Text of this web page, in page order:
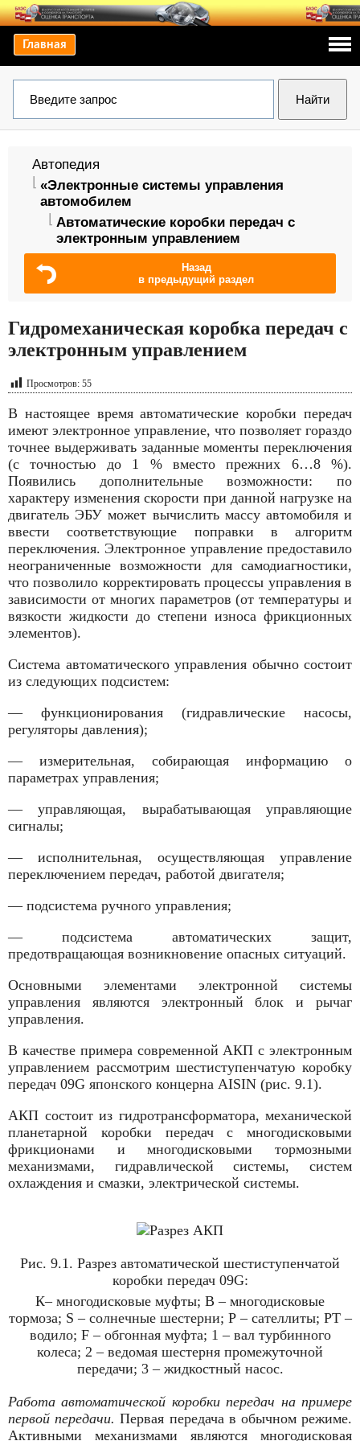
Главная
Автопедия
«Электронные системы управления
автомобилем
Автоматические коробки передач с
электронным управлением
Назад
в предыдущий раздел
Гидромеханическая коробка передач с
электронным управлением
Просмотров: 55
В настоящее время автоматические коробки передач
имеют электронное управление, что позволяет гораздо
точнее выдерживать заданные моменты переключения
(с точностью до 1 % вместо прежних 6…8 %).
Появились дополнительные возможности: по
характеру изменения скорости при данной нагрузке на
двигатель ЭБУ может вычислить массу автомобиля и
ввести соответствующие поправки в алгоритм
переключения. Электронное управление предоставило
неограниченные возможности для само­диагностики,
что позволило корректиро­вать процессы управления в
зависимости от многих параметров (от температуры и
вязкости жидкости до степени износа фрикционных
элементов).
Система автоматического управления обычно состоит
из следующих подсистем:
— функционирования (гидравлические насосы,
регуляторы давления);
— измерительная, собирающая информацию о
параметрах управления;
— управляющая, вырабатывающая управляющие
сигналы;
— исполнительная, осуществляющая управление
переключением передач, работой двигателя;
— подсистема ручного управления;
— подсистема автоматических защит,
предотвращающая возникновение опасных ситуаций.
Основными элементами электронной системы
управления являются электронный блок и рычаг
управления.
В качестве примера современной АКП с электронным
управлением рассмотрим шестиступенчатую коробку
передач 09G японского концерна AISIN (рис. 9.1).
АКП состоит из гидротрансформатора, механической
планетарной коробки передач с многодисковыми
фрикционами и многодисковыми тормозными
механизмами, гидравлической системы, систем
охлаждения и смазки, электрической системы.
Рис. 9.1. Разрез автоматической шестиступенчатой
коробки передач 09G:
К– многодисковые муфты; В – многодисковые
тормоза; S – солнечные шестерни; Р – сателлиты; РТ –
водило; F – обгонная муфта; 1 – вал турбинного
колеса; 2 – ведомая шестерня промежуточной
передачи; 3 – жидкостный насос.
Работа автоматической коробки передач на примере
первой передачи.Первая передача в обычном режиме.
Активными механизмами являются многодисковая